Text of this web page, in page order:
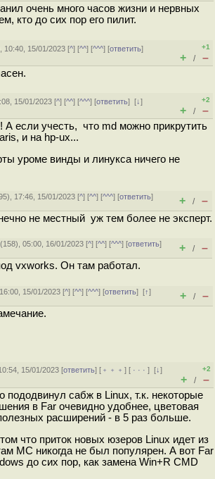
очень много часов жизни и нервных
кто до сих пор его пилит.
10:40, 15/01/2023 [^] [^^] [^^^] [ответить]
+1
+ / –
15/01/2023 [^] [^^] [^^^] [ответить][↓]
+2
+ / –
А если учесть, что md можно прикрутить
и на hp-ux...
уроме винды и линукса ничего не
), 17:46, 15/01/2023 [^] [^^] [^^^] [ответить]
+ / –
не местный уж тем более не эксперт.
(158), 05:00, 16/01/2023 [^] [^^] [^^^] [ответить]
+ / –
vxworks. Он там работал.
15/01/2023 [^] [^^] [^^^] [ответить][↑]
+ / –
15/01/2023 [ответить] [ ﹢﹢﹢] [ · · ·][↓]
+2
+ / –
пододвинул сабж в Linux, т.к. некоторые
в Far очевидно удобнее, цветовая
расширений - в 5 раз больше.
что приток новых юзеров Linux идет из
MC никогда не был популярен. А вот Far
до сих пор, как замена Win+R CMD